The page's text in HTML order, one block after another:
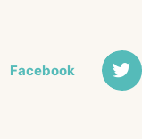
Facebook